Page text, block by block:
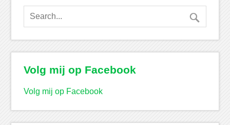
Volg mij op Facebook
Volg mij op Facebook